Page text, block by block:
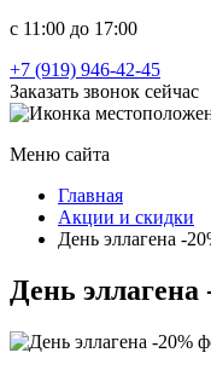
с 11:00 до 17:00
+7 (919) 946-42-45
Заказать звонок сейчас
Меню сайта
Главная
Акции и скидки
День эллагена -
День эллагена